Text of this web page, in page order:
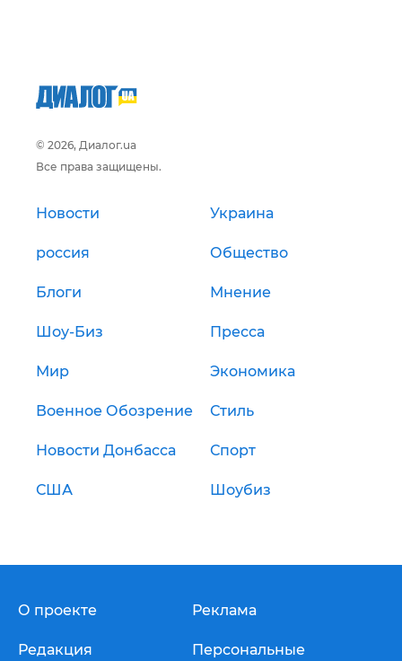
© 2026, Диалог.ua
Все права защищены.
Новости Украина
россия Общество
Блоги Мнение
Шоу-Биз Пресса
Мир Экономика
Военное Обозрение Стиль
Новости Донбасса Спорт
США Шоубиз
О проекте
Редакция
Реклама
Персональные